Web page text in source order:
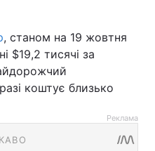
, станом на 19 жовтня
$19,2 тисячі за
коштує близько
Реклама